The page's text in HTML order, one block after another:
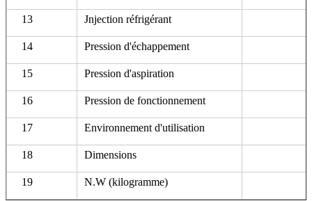
13 Jnjection réfrigérant
14 Pression d'échappement
15 Pression d'aspiration
16 Pression de fonctionnement
17 Environnement d'utilisation
18 Dimensions
19 N.W (kilogramme)